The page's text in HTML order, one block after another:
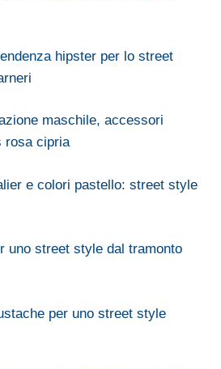
hipster per lo street
maschile, accessori
rosa cipria
e colori pastello: street style
uno street style dal tramonto
per uno street style